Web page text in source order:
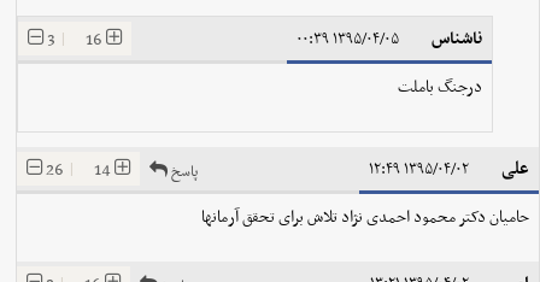
ناشناس ۱۳۹۵/۰۴/۰۵ ۰۰:۳۹ 16
|
3
درجنگ باملت
علی ۱۳۹۵/۰۴/۰۲ ۱۲:۴۹ 14
|
26 پاسخ
حامیان دکتر محمود احمدی نژاد تلاش برای تحقق آرمانها